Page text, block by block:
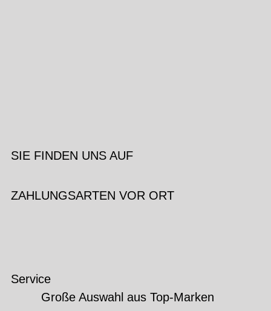
SIE FINDEN UNS AUF
ZAHLUNGSARTEN VOR ORT
Service
Große Auswahl aus Top-Marken